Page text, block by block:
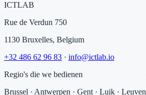
ICTLAB
Rue de Verdun 750
1130 Bruxelles, Belgium
+32 486 62 96 83 · info@ictlab.io
Regio's die we bedienen
Brussel · Antwerpen · Gent · Luik · Leuven